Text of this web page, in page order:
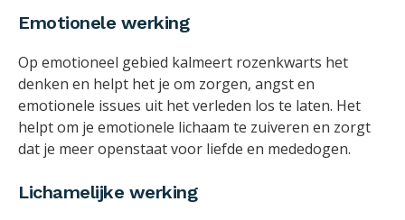
Emotionele werking
Op emotioneel gebied kalmeert rozenkwarts het
denken en helpt het je om zorgen, angst en
emotionele issues uit het verleden los te laten. Het
helpt om je emotionele lichaam te zuiveren en zorgt
dat je meer openstaat voor liefde en mededogen.
Lichamelijke werking